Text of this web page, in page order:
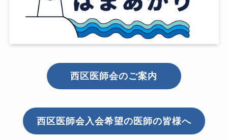
西区医師会のご案内
西区医師会入会希望の医師の皆様へ